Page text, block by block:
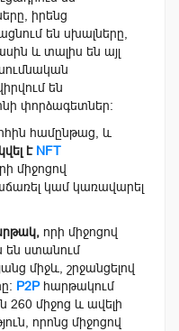
իրենց
են սխալները,
և տալիս են այլ
են
փորձագետներ։
համընթաց, և
է NFT
միջոցով
կամ կառավարել
որի միջոցով
են ստանում
միջև, շրջանցելով
P2Pհարթակում
260 միջոց և ավելի
որոնց միջոցով